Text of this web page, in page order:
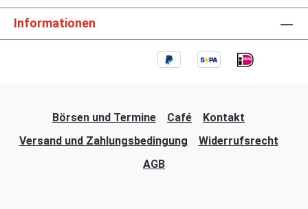
Informationen
Börsen und Termine Café
Kontakt
Versand und Zahlungsbedingung
Widerrufsrecht
AGB